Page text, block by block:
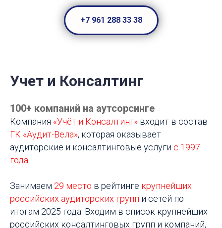
+7 961 288 33 38
Учет и Консалтинг
100+ компаний на аутсорсинге
Компания «Учёт и Консалтинг» входит в состав
ГК «Аудит-Вела», которая оказывает
аудиторские и консалтинговые услуги с 1997
года.
Занимаем 29 место в рейтинге крупнейших
российских аудиторских групп и сетей по
итогам 2025 года. Входим в список крупнейших
российских консалтинговых групп и компаний,